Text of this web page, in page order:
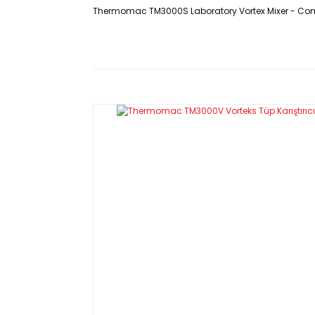
Thermomac TM3000S Laboratory Vortex Mixer -
karıştırmak veya deneysel bir